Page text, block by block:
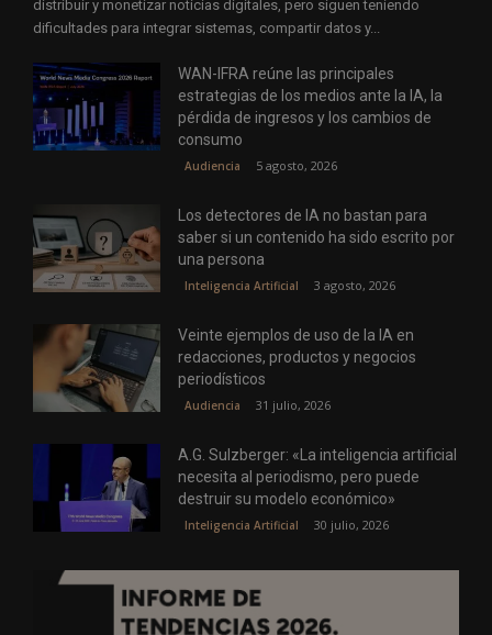
distribuir y monetizar noticias digitales, pero siguen teniendo
dificultades para integrar sistemas, compartir datos y...
WAN-IFRA reúne las principales
estrategias de los medios ante la IA, la
pérdida de ingresos y los cambios de
consumo
Audiencia 5 agosto, 2026
Los detectores de IA no bastan para
saber si un contenido ha sido escrito por
una persona
Inteligencia Artificial 3 agosto, 2026
Veinte ejemplos de uso de la IA en
redacciones, productos y negocios
periodísticos
Audiencia 31 julio, 2026
A.G. Sulzberger: «La inteligencia artificial
necesita al periodismo, pero puede
destruir su modelo económico»
Inteligencia Artificial 30 julio, 2026